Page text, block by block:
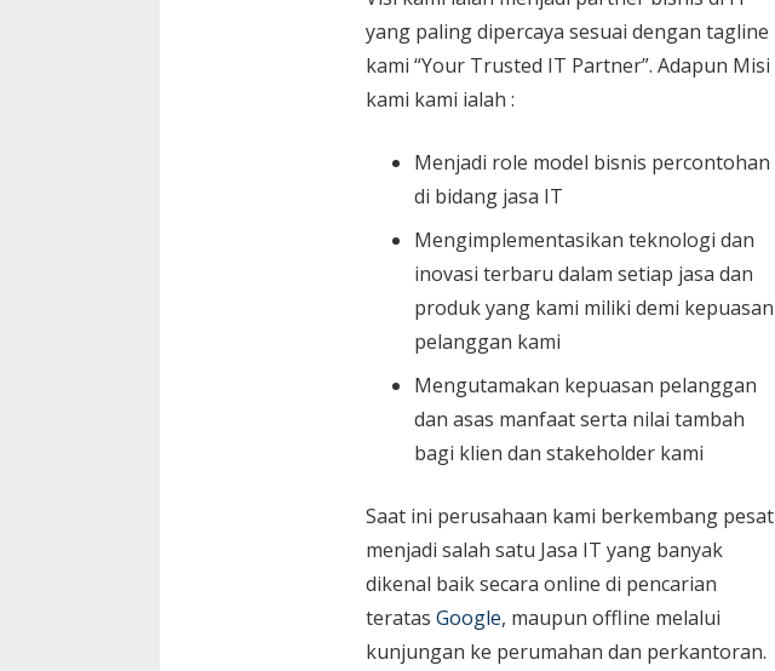
yang paling dipercaya sesuai dengan tagline
kami “Your Trusted IT Partner”. Adapun Misi
kami kami ialah :
Menjadi role model bisnis percontohan
di bidang jasa IT
Mengimplementasikan teknologi dan
inovasi terbaru dalam setiap jasa dan
produk yang kami miliki demi kepuasan
pelanggan kami
Mengutamakan kepuasan pelanggan
dan asas manfaat serta nilai tambah
bagi klien dan stakeholder kami
Saat ini perusahaan kami berkembang pesat
menjadi salah satu Jasa IT yang banyak
dikenal baik secara online di pencarian
teratas Google, maupun offline melalui
kunjungan ke perumahan dan perkantoran.